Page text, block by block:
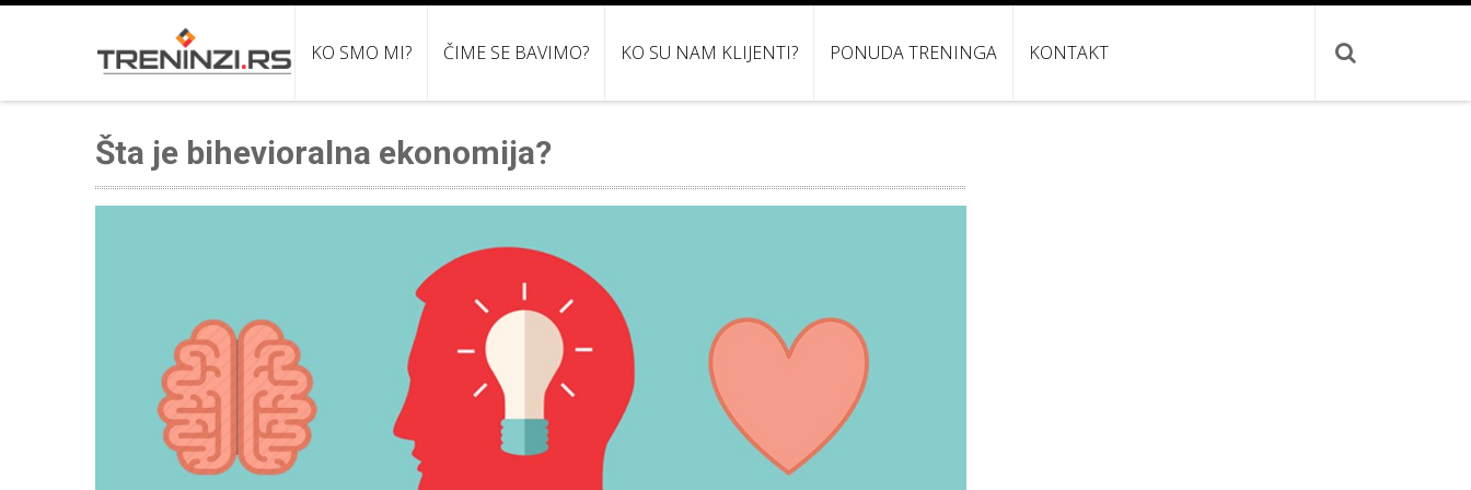
KO SMO MI? ČIME SE BAVIMO? KO SU NAM KLIJENTI? PONUDA TRENINGA KONTAKT
Šta je bihevioralna ekonomija?